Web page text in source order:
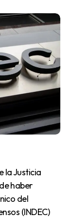
haber
del
(INDEC)